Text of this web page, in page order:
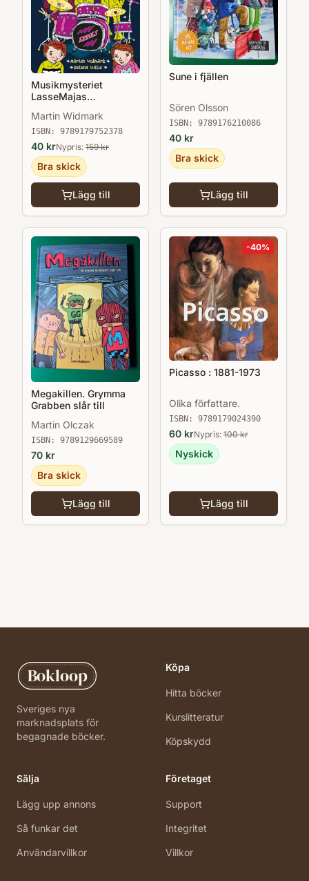
Musikmysteriet
LasseMajas
Martin Widmark
ISBN: 9789179752378
40 krNypris: 159kr
Bra skick
Lägg till
Sune i fjällen
Sören Olsson
ISBN: 9789176210086
40 kr
Bra skick
Lägg till
Megakillen. Grymma
Grabben slår till
Martin Olczak
ISBN: 9789129669589
70 kr
Bra skick
Lägg till
-40%
Picasso : 1881-1973
Olika författare.
ISBN: 9789179024390
60 krNypris: 100kr
Nyskick
Lägg till
Bokloop
Sveriges nya
marknadsplats för
begagnade böcker.
Köpa
Hitta böcker
Kurslitteratur
Köpskydd
Sälja
Lägg upp annons
Så funkar det
Användarvillkor
Företaget
Support
Integritet
Villkor